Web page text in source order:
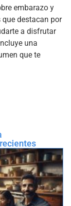
embarazo y
destacan por
a disfrutar
una
que te